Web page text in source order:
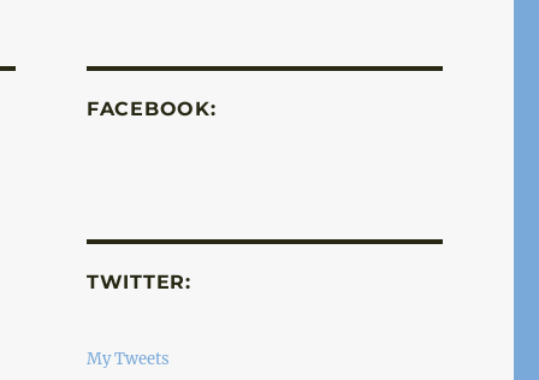
FACEBOOK:
TWITTER:
My Tweets